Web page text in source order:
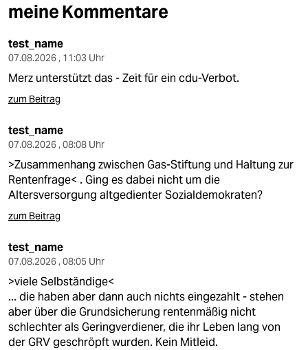
sport
berlin
nord
verlag
verlag
veranstaltungen
fragen & hilfe
unterstützen
abo
genossenschaft
meine Kommentare
test_name
07.08.2026 , 11:03 Uhr
Merz unterstützt das - Zeit für ein cdu-Verbot.
zum Beitrag
test_name
07.08.2026 , 08:08 Uhr
>Zusammenhang zwischen Gas-Stiftung und Haltung zur
Rentenfrage< . Ging es dabei nicht um die
Altersversorgung altgedienter Sozialdemokraten?
zum Beitrag
test_name
07.08.2026 , 08:05 Uhr
>viele Selbständige<
... die haben aber dann auch nichts eingezahlt - stehen
aber über die Grundsicherung rentenmäßig nicht
schlechter als Geringverdiener, die ihr Leben lang von
der GRV geschröpft wurden. Kein Mitleid.